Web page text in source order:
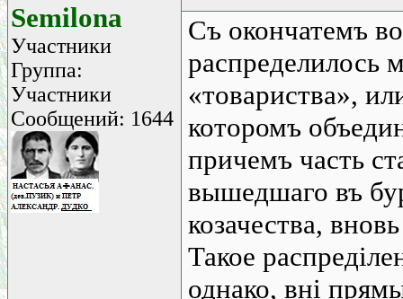
Semilona
Участники
Группа:
Участники
Сообщений: 1644
Съ окончатемъ
«товариства»,
которомъ
причемъ часть
вышедшаго въ
козачества,
Такое
однако, вні